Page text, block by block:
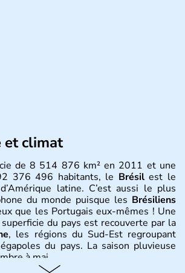
et climat
de 8 514 876 km² en 2011 et une
376 496 habitants, le Brésilest le
latine. C’est aussi le plus
du monde puisque les Brésiliens
que les Portugais eux-mêmes ! Une
du pays est recouverte par la
, les régions du Sud-Est regroupant
du pays. La saison pluvieuse
à mai.